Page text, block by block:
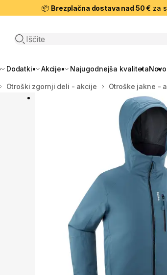
📦 Brezplačna dostava nad 50 € za
Odpri iskanje
Dodatki Akcije Najugodnejša kvalitetaNovo
Otroški zgornji deli - akcije Otroške jakne -